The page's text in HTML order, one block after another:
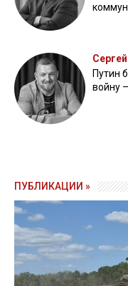
Путин
войну
ПУБЛИКАЦИИ »